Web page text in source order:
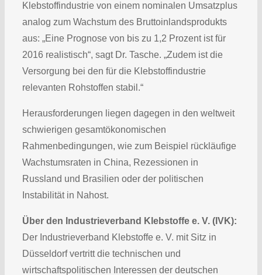
Klebstoffindustrie von einem nominalen Umsatzplus
analog zum Wachstum des Bruttoinlandsprodukts
aus: „Eine Prognose von bis zu 1,2 Prozent ist für
2016 realistisch“, sagt Dr. Tasche. „Zudem ist die
Versorgung bei den für die Klebstoffindustrie
relevanten Rohstoffen stabil.“
Herausforderungen liegen dagegen in den weltweit
schwierigen gesamtökonomischen
Rahmenbedingungen, wie zum Beispiel rückläufige
Wachstumsraten in China, Rezessionen in
Russland und Brasilien oder der politischen
Instabilität in Nahost.
Über den Industrieverband Klebstoffe e. V. (IVK):
Der Industrieverband Klebstoffe e. V. mit Sitz in
Düsseldorf vertritt die technischen und
wirtschaftspolitischen Interessen der deutschen